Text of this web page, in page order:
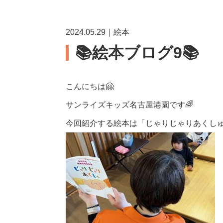
2024.05.29｜絵本
📚絵本ブログ9📚
こんにちは🤗
サンライズキッズ名古屋港園です🌈
今回紹介する絵本は「じゃりじゃりあくし